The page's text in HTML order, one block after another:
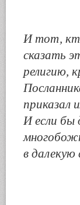
И тот,
сказать
религию,
приказал
И если бы
в далекую